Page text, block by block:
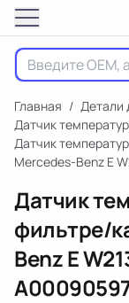
Главная / Детали
Датчик
Датчик
Mercedes-Benz E
Датчик
фильтре/
Benz E